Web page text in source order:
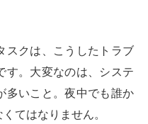
スクは、こうしたトラブ
す。大変なのは、システ
多いこと。夜中でも誰か
てはなりません。